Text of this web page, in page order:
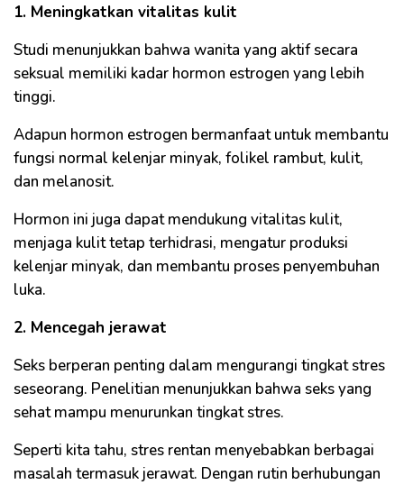
1. Meningkatkan vitalitas kulit
Studi menunjukkan bahwa wanita yang aktif secara
seksual memiliki kadar hormon estrogen yang lebih
tinggi.
Adapun hormon estrogen bermanfaat untuk membantu
fungsi normal kelenjar minyak, folikel rambut, kulit,
dan melanosit.
Hormon ini juga dapat mendukung vitalitas kulit,
menjaga kulit tetap terhidrasi, mengatur produksi
kelenjar minyak, dan membantu proses penyembuhan
luka.
2. Mencegah jerawat
Seks berperan penting dalam mengurangi tingkat stres
seseorang. Penelitian menunjukkan bahwa seks yang
sehat mampu menurunkan tingkat stres.
Seperti kita tahu, stres rentan menyebabkan berbagai
masalah termasuk jerawat. Dengan rutin berhubungan